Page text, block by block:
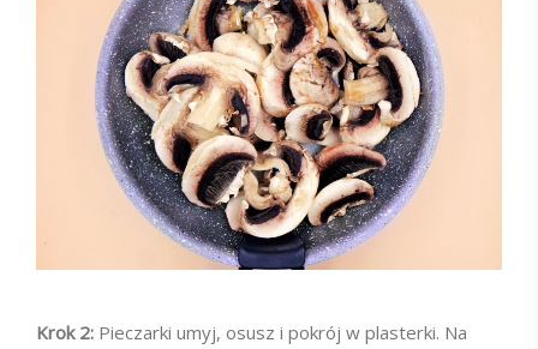
Krok 2: Pieczarki umyj, osusz i pokrój w plasterki. Na